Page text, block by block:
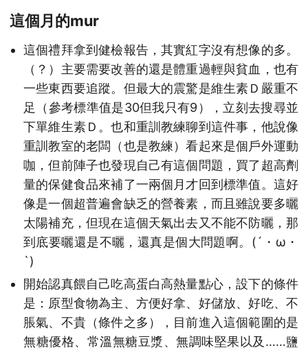
這個月的mur
這個禮拜拿到健檢報告，其實紅字沒有想像的多。
（？）主要需要改善的還是體重過輕與貧血，也有
一些東西要追蹤。但最大的震驚是維生素Ｄ嚴重不
足（參考標準值是30但我只有9），立刻去搜尋並
下單維生素Ｄ。也和重訓教練聊到這件事，他說像
重訓教室的老闆（也是教練）看起來是個戶外運動
咖，但前陣子也發現自己有這個問題，買了超高劑
量的保健食品來補了一兩個月才回到標準值。這好
像是一個超普遍會缺乏的營養素，而且雖說要多曬
太陽補充，但現在這個天氣出去又不能不防曬，那
到底要曬還是不曬，還真是個大問題啊。(´・ω・
`)
開始認真餵自己吃高蛋白高熱量點心，設下的條件
是：原型食物為主、方便好拿、好儲放、好吃、不
脹氣、不貴（條件之多），目前進入這個範圍的是
無糖優格、常溫無糖豆漿、無調味堅果以及……鹽